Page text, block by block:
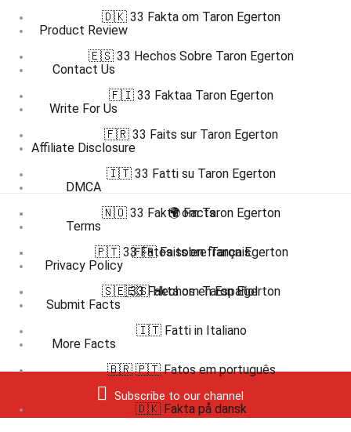
Product Review
Contact Us
Write For Us
Affiliate Disclosure
DMCA
Terms
Privacy Policy
Submit Facts
More Facts
Subscribe to our channel
🇩🇰 33 Fakta om Taron Egerton
🇪🇸 33 Hechos Sobre Taron Egerton
🇫🇮 33 Faktaa Taron Egerton
🇫🇷 33 Faits sur Taron Egerton
🇮🇹 33 Fatti su Taron Egerton
🇳🇴 33 Fakta om Taron Egerton
🇵🇹 33 Fatos sobre Taron Egerton
🇸🇪 33 Fakta om Taron Egerton
🌍 Facts
🇫🇷 Faits en français
🇪🇸 Hechos en Español
🇮🇹 Fatti in Italiano
🇧🇷 🇵🇹 Fatos em português
🇩🇰 Fakta på dansk